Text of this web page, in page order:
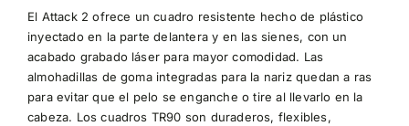
El Attack 2 ofrece un cuadro resistente hecho de plástico
inyectado en la parte delantera y en las sienes, con un
acabado grabado láser para mayor comodidad. Las
almohadillas de goma integradas para la nariz quedan a ras
para evitar que el pelo se enganche o tire al llevarlo en la
cabeza. Los cuadros TR90 son duraderos, flexibles,